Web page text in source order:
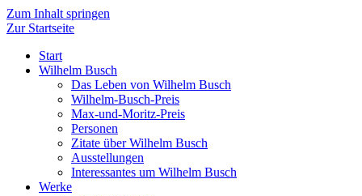
Zum Inhalt springen
Zur Startseite
Start
Wilhelm Busch
Das Leben von Wilhelm Busch
Wilhelm-Busch-Preis
Max-und-Moritz-Preis
Personen
Zitate über Wilhelm Busch
Ausstellungen
Interessantes um Wilhelm Busch
Werke